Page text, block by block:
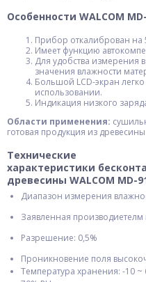
Особенности WALCOM
Прибор откалиброван на
Имеет функцию
Для удобства измерения
значения влажности
Большой LCD-экран
использовании.
Индикация низкого
Области применения:
готовая продукция из древесины
Технические
характеристики
древесины WALCOM MD-
Диапазон измерения
Заявленная производиетелм
Разрешение: 0,5%
Проникновение поля
Температура хранения: -10